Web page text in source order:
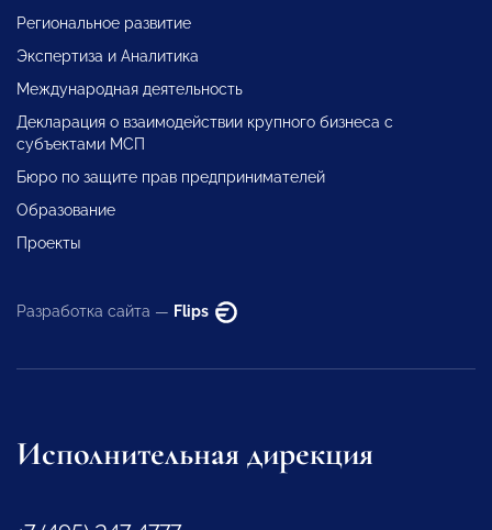
Региональное развитие
Экспертиза и Аналитика
Международная деятельность
Декларация о взаимодействии крупного бизнеса с
субъектами МСП
Бюро по защите прав предпринимателей
Образование
Проекты
Разработка сайта — Flips
Исполнительная дирекция